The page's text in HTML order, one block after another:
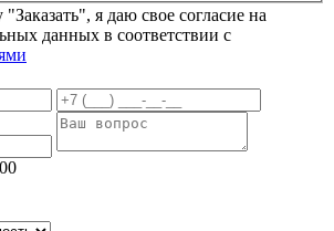
я даю свое согласие на
данных в соответствии с